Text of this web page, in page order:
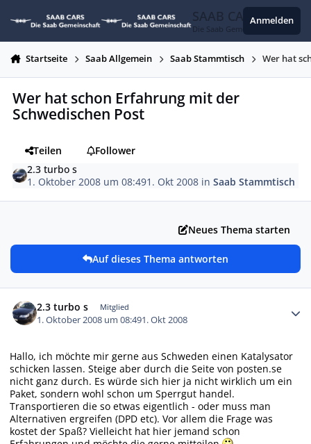
SAAB CARS
Die Saab Gemeinschaft
Anmelden
Startseite Saab Allgemein Saab Stammtisch Wer hat
Wer hat schon Erfahrung mit der
Schwedischen Post
Teilen
Follower
2.3 turbo s
1. Oktober 2008 um 08:491. Okt 2008 inSaab Stammtisch
Neues Thema starten
Auf dieses Thema antworten
2.3 turbo s Mitglied
1. Oktober 2008 um 08:491. Okt 2008
Hallo, ich möchte mir gerne aus Schweden einen Katalysator
schicken lassen. Steige aber durch die Seite von posten.se
nicht ganz durch. Es würde sich hier ja nicht wirklich um ein
Paket, sondern wohl schon um Sperrgut handel.
Transportieren die so etwas eigentlich - oder muss man
Alternativen ergreifen (DPD etc). Vor allem die Frage was
kostet der Spaß? Vielleicht hat hier jemand schon